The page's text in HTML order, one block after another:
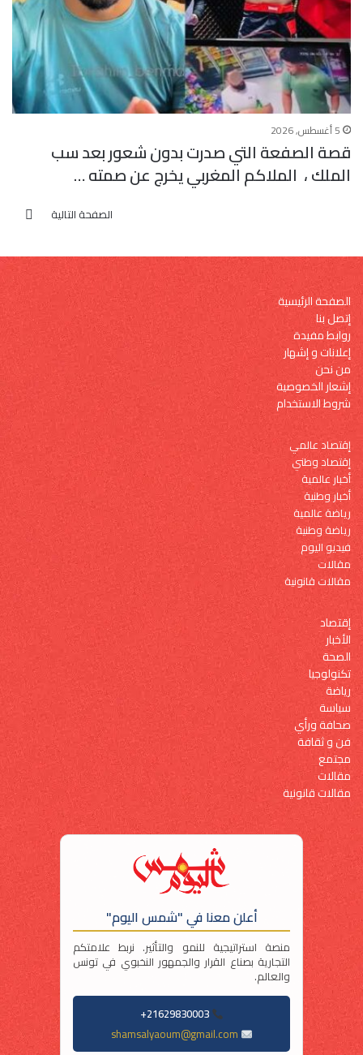
5 أغسطس, 2026
قصة الصفعة التي صدرت بدون شعور بعد سب
الملك ، الملاكم المغربي يخرج عن صمته …
الصفحة التالية
الصفحة الرئيسية
إتصل بنا
روابط مفيدة
إعلانات و إشهار
من نحن
إشعار الخصوصية
شروط الاستخدام
إقتصاد عالمي
إقتصاد وطني
أخبار عالمية
أخبار وطنية
رياضة عالمية
رياضة وطنية
فيديو اليوم
مقالات
مقالات قانونية
إقتصاد
الأخبار
الصحة
تكنولوجيا
رياضة
سياسة
صحافة ورأي
فن و ثقافة
مجتمع
مقالات
مقالات قانونية
أعلن معنا في "شمس اليوم"
منصة استراتيجية للنمو والتأثير. نربط علامتكم
التجارية بصناع القرار والجمهور النخبوي في تونس
والعالم.
21629830003+
shamsalyaoum@gmail.com